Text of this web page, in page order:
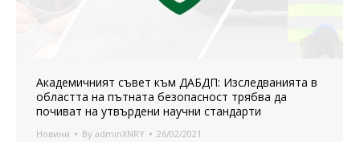
Академичният съвет към ДАБДП: Изследванията в
областта на пътната безопасност трябва да
почиват на утвърдени научни стандарти
Новини By adminXNRY 26/02/2021